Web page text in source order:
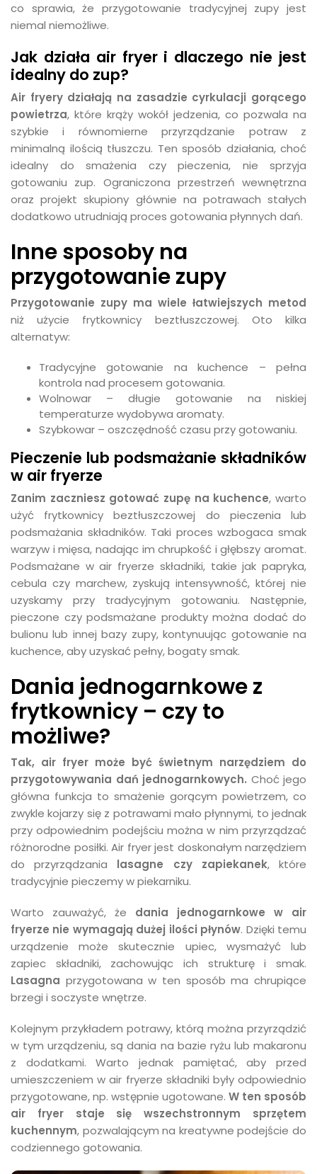
co sprawia, że przygotowanie tradycyjnej zupy jest
niemal niemożliwe.
Jak działa air fryer i dlaczego nie jest
idealny do zup?
Air fryery działają na zasadzie cyrkulacji gorącego
powietrza, które krąży wokół jedzenia, co pozwala na
szybkie i równomierne przyrządzanie potraw z
minimalną ilością tłuszczu. Ten sposób działania, choć
idealny do smażenia czy pieczenia, nie sprzyja
gotowaniu zup. Ograniczona przestrzeń wewnętrzna
oraz projekt skupiony głównie na potrawach stałych
dodatkowo utrudniają proces gotowania płynnych dań.
Inne sposoby na
przygotowanie zupy
Przygotowanie zupy ma wiele łatwiejszych metod
niż użycie frytkownicy beztłuszczowej. Oto kilka
alternatyw:
Tradycyjne gotowanie na kuchence – pełna
kontrola nad procesem gotowania.
Wolnowar – długie gotowanie na niskiej
temperaturze wydobywa aromaty.
Szybkowar – oszczędność czasu przy gotowaniu.
Pieczenie lub podsmażanie składników
w air fryerze
Zanim zaczniesz gotować zupę na kuchence, warto
użyć frytkownicy beztłuszczowej do pieczenia lub
podsmażania składników. Taki proces wzbogaca smak
warzyw i mięsa, nadając im chrupkość i głębszy aromat.
Podsmażane w air fryerze składniki, takie jak papryka,
cebula czy marchew, zyskują intensywność, której nie
uzyskamy przy tradycyjnym gotowaniu. Następnie,
pieczone czy podsmażane produkty można dodać do
bulionu lub innej bazy zupy, kontynuując gotowanie na
kuchence, aby uzyskać pełny, bogaty smak.
Dania jednogarnkowe z
frytkownicy – czy to
możliwe?
Tak, air fryer może być świetnym narzędziem do
przygotowywania dań jednogarnkowych. Choć jego
główna funkcja to smażenie gorącym powietrzem, co
zwykle kojarzy się z potrawami mało płynnymi, to jednak
przy odpowiednim podejściu można w nim przyrządzać
różnorodne posiłki. Air fryer jest doskonałym narzędziem
do przyrządzania lasagne czy zapiekanek, które
tradycyjnie pieczemy w piekarniku.
Warto zauważyć, że dania jednogarnkowe w air
fryerze nie wymagają dużej ilości płynów. Dzięki temu
urządzenie może skutecznie upiec, wysmażyć lub
zapiec składniki, zachowując ich strukturę i smak.
Lasagna przygotowana w ten sposób ma chrupiące
brzegi i soczyste wnętrze.
Kolejnym przykładem potrawy, którą można przyrządzić
w tym urządzeniu, są dania na bazie ryżu lub makaronu
z dodatkami. Warto jednak pamiętać, aby przed
umieszczeniem w air fryerze składniki były odpowiednio
przygotowane, np. wstępnie ugotowane. W ten sposób
air fryer staje się wszechstronnym sprzętem
kuchennym, pozwalającym na kreatywne podejście do
codziennego gotowania.